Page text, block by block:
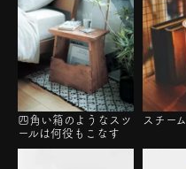
四角い箱のようなスツ
ールは何役もこなす
スチー